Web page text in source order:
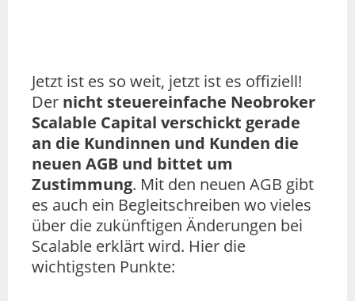
Jetzt ist es so weit, jetzt ist es offiziell!
Der nicht steuereinfache Neobroker
Scalable Capital verschickt gerade
an die Kundinnen und Kunden die
neuen AGB und bittet um
Zustimmung. Mit den neuen AGB gibt
es auch ein Begleitschreiben wo vieles
über die zukünftigen Änderungen bei
Scalable erklärt wird. Hier die
wichtigsten Punkte: